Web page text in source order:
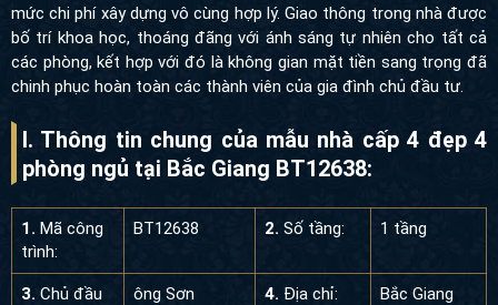
mức chi phí xây dựng vô cùng hợp lý. Giao thông trong nhà được
bố trí khoa học, thoáng đãng với ánh sáng tự nhiên cho tất cả
các phòng, kết hợp với đó là không gian mặt tiền sang trọng đã
chinh phục hoàn toàn các thành viên của gia đình chủ đầu tư.
I. Thông tin chung của mẫu nhà cấp 4 đẹp 4
phòng ngủ tại Bắc Giang BT12638:
1. Mã công
trình:
BT12638 2. Số tầng: 1 tầng
3. Chủ đầu
ông Sơn 4. Địa chỉ: Bắc Giang